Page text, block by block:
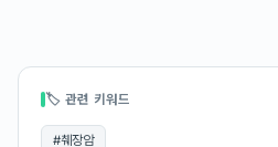
🏷 관련 키워드
#췌장암